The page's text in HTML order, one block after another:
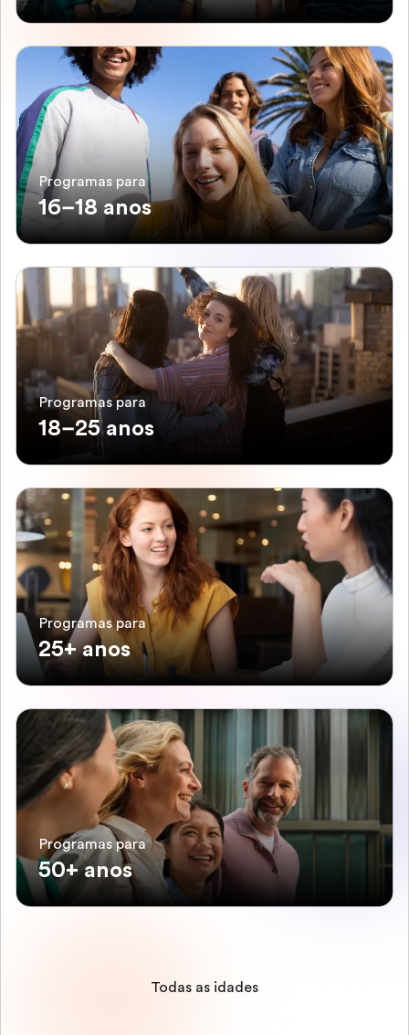
Programas para
16–18 anos
Programas para
18–25 anos
Programas para
25+ anos
Programas para
50+ anos
Todas as idades